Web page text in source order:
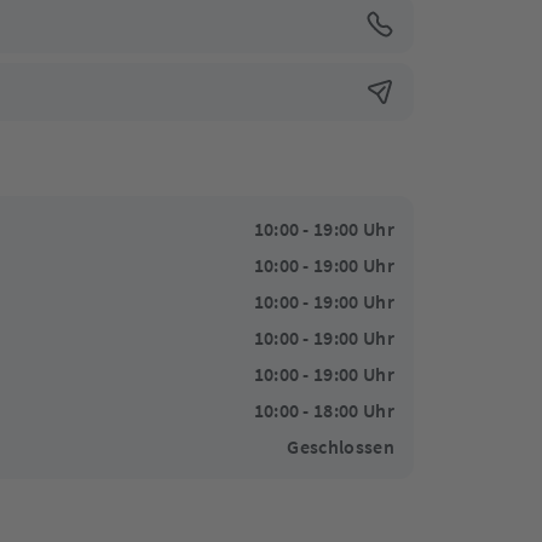
10:00 - 19:00 Uhr
10:00 - 19:00 Uhr
10:00 - 19:00 Uhr
10:00 - 19:00 Uhr
10:00 - 19:00 Uhr
10:00 - 18:00 Uhr
Geschlossen